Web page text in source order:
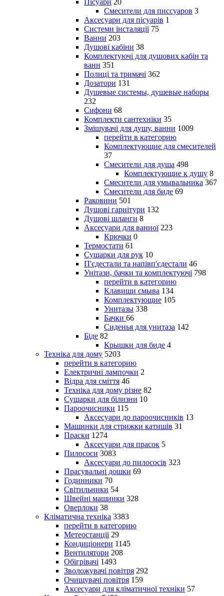
Пісуари 20
Смесители для писсуаров 3
Аксесуари для пісуарів 1
Системи інсталяції 75
Ванни 203
Душові кабіни 38
Комплектуючі для душових кабін та
ванн 351
Полиці та тримачі 362
Дозатори 131
Душевые системы, душевые наборы
232
Сифони 68
Комплекти сантехніки 35
Змішувачі для душу, ванни 1009
перейти в категорию
Комплектующие для смесителей
37
Смесители для душа 498
Комплектующие к душу 8
Смесители для умывальника 367
Смесители для биде 69
Раковини 501
Душові гарнітури 132
Душові шланги 8
Аксесуари для ванної 223
Крючки 0
Термостати 61
Сушарки для рук 10
П'єдестали та напівп'єдестали 46
Унітази, бачки та комплектуючі 798
перейти в категорию
Клавиши смыва 134
Комплектующие 105
Унитазы 338
Бачки 66
Сиденья для унитаза 142
Біде 82
Крышки для биде 4
Техніка для дому 5203
перейти в категорию
Електричні лампочки 2
Відра для сміття 46
Техніка для дому різне 82
Сушарки для білизни 10
Пароочисники 115
Аксесуари до пароочисників 13
Машинки для стрижки катишів 31
Праски 1274
Аксесуари для прасок 5
Пилососи 3083
Аксесуари до пилососів 323
Прасувальні дошки 69
Годинники 70
Світильники 54
Швейні машинки 328
Оверлоки 38
Кліматична техніка 3383
перейти в категорию
Метеостанції 29
Кондиціонери 1145
Вентилятори 208
Обігрівачі 1493
Зволожувачі повітря 292
Очищувачі повітря 159
Аксесуари для кліматичної техніки 57